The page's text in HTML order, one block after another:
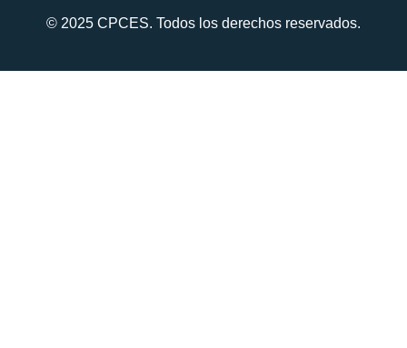
© 2025 CPCES. Todos los derechos reservados.